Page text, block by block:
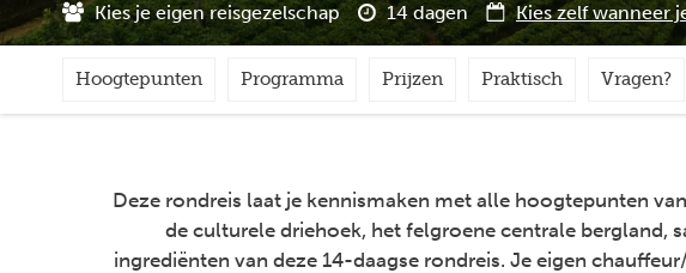
Kies je eigen reisgezelschap 14 dagen Kies zelf wanneer
Hoogtepunten Programma Prijzen Praktisch Vragen?
Deze rondreis laat je kennismaken met alle hoogtepunten
de culturele driehoek, het felgroene centrale bergland,
ingrediënten van deze 14-daagse rondreis. Je eigen